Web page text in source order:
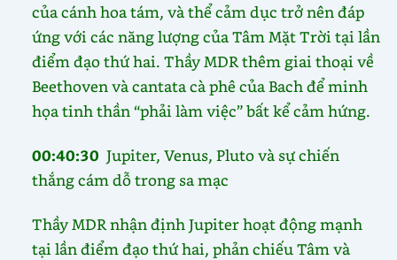
của cánh hoa tám, và thể cảm dục trở nên đáp
ứng với các năng lượng của Tâm Mặt Trời tại lần
điểm đạo thứ hai. Thầy MDR thêm giai thoại về
Beethoven và cantata cà phê của Bach để minh
họa tinh thần “phải làm việc” bất kể cảm hứng.
00:40:30Jupiter, Venus, Pluto và sự chiến
thắng cám dỗ trong sa mạc
Thầy MDR nhận định Jupiter hoạt động mạnh
tại lần điểm đạo thứ hai, phản chiếu Tâm và